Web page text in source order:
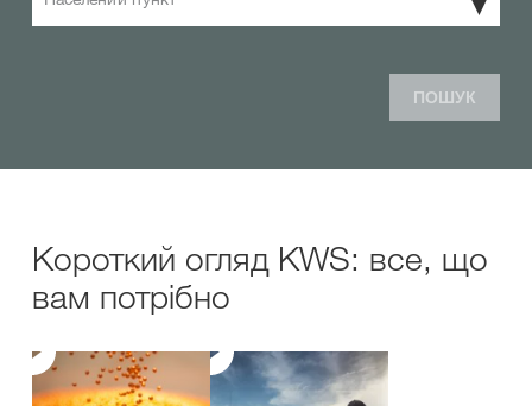
ПОШУК
Короткий огляд KWS: все, що
вам потрібно